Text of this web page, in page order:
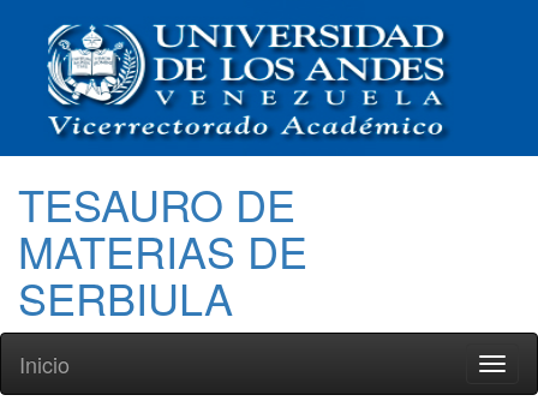
TESAURO DE
MATERIAS DE
SERBIULA
Inicio